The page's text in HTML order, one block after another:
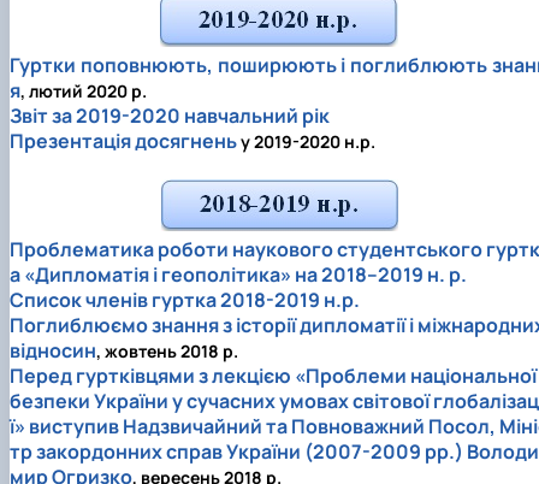
Гуртки поповнюють, поширюють і поглиблюють
я, лютий 2020 р.
Звіт за 2019-2020 навчальний рік
Презентація досягненьу 2019-2020 н.р.
Проблематика роботи наукового студентського гуртк
а «Дипломатія і геополітика» на 2018–2019 н. р.
Список членів гуртка 2018-2019 н.р.
Поглиблюємо знання з історії дипломатії і
відносин, жовтень 2018 р.
Перед гуртківцями з лекцією «Проблеми національної
безпеки України у сучасних умовах світової
ї» виступив Надзвичайний та Повноважний Посол,
тр закордонних справ України (2007-2009 рр.) Володи
мир Огризко, вересень 2018 р.